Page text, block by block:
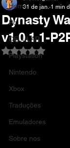
Home
Pc
CELULAR
Playstation
Nintendo
Xbox
Traduções
Emuladores
Sobre nos
Dynasty
v1.0.1.1-
31 de jan. 1 min
Avaliado com